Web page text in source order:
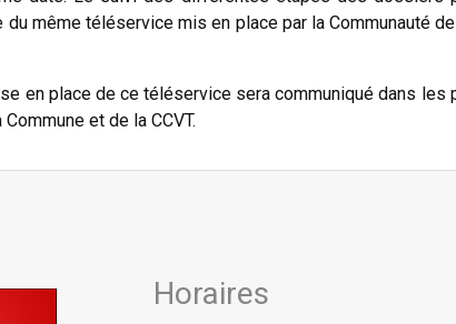
du même téléservice mis en place par la Communauté
en place de ce téléservice sera communiqué dans les
et de la CCVT.
Horaires